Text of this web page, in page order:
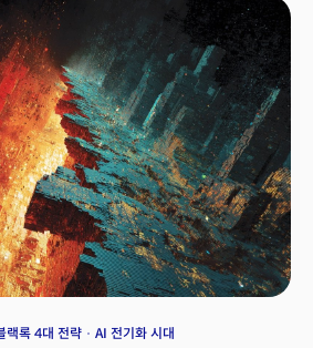
증가한 것으로 해석이 가능하다. 하지만 이
으로 보기에는 더 복잡한 구조적 변화가 숨어
단순히 가격이 아니라 '에너지 주권의
던 것이다.
랙록 4대 전략 AI 전기화 시대